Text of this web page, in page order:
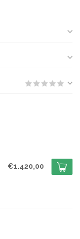
€1.420,00